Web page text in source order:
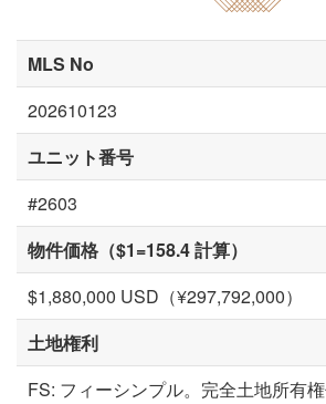
MLS No
202610123
ユニット番号
#2603
物件価格（$1=158.4 計算）
$1,880,000 USD（¥297,792,000）
土地権利
FS: フィーシンプル。完全土地所有権